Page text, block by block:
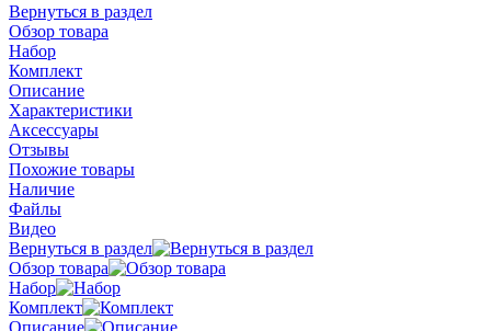
Вернуться в раздел
Обзор товара
Набор
Комплект
Описание
Характеристики
Аксессуары
Отзывы
Похожие товары
Наличие
Файлы
Видео
Вернуться в раздел
Обзор товара
Набор
Комплект
Описание